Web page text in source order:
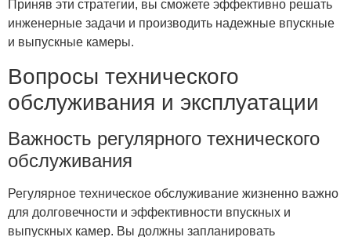
Приняв эти стратегии, вы сможете эффективно решать
инженерные задачи и производить надежные впускные
и выпускные камеры.
Вопросы технического
обслуживания и эксплуатации
Важность регулярного технического
обслуживания
Регулярное техническое обслуживание жизненно важно
для долговечности и эффективности впускных и
выпускных камер. Вы должны запланировать